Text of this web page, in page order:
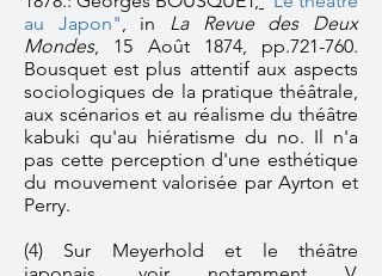
au Japon", in La Revue des Deux
Mondes, 15 Août 1874, pp.721-760.
Bousquet est plus attentif aux aspects
sociologiques de la pratique théâtrale,
aux scénarios et au réalisme du théâtre
kabuki qu'au hiératisme du no. Il n'a
pas cette perception d'une esthétique
du mouvement valorisée par Ayrton et
Perry.
(4) Sur Meyerhold et le théâtre